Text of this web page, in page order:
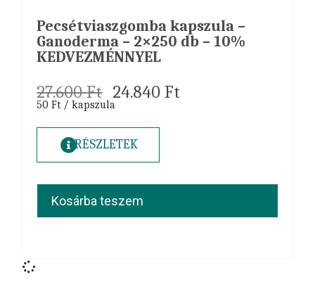
Pecsétviaszgomba kapszula –
Ganoderma – 2×250 db – 10%
KEDVEZMÉNNYEL
27.600Ft 24.840Ft
50 Ft / kapszula
RÉSZLETEK
Kosárba teszem